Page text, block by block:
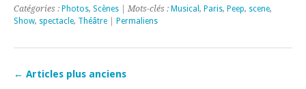
Catégories : Photos, Scènes | Mots-clés : Musical , Paris, Peep, scene,
Show, spectacle, Théâtre Permaliens
← Articles plus anciens